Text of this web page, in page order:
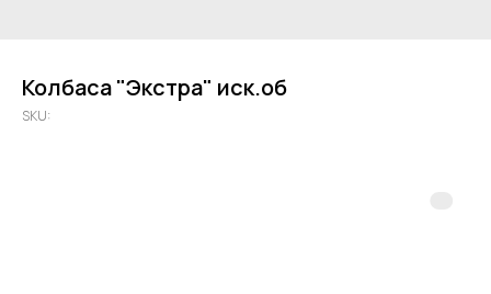
Колбаса "Экстра" иск.об
SKU: